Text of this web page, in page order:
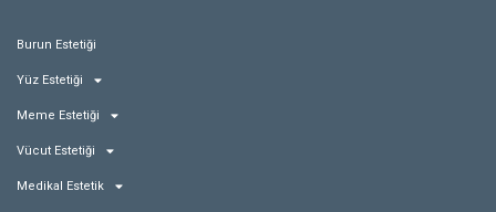
Burun Estetiği
Yüz Estetiği
Meme Estetiği
Vücut Estetiği
Medikal Estetik